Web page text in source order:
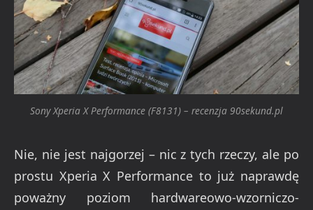
Sony Xperia X Performance (F8131) – recenzja 90sekund.pl
Nie, nie jest najgorzej – nic z tych rzeczy, ale po
prostu Xperia X Performance to już naprawdę
poważny poziom hardwareowo-wzorniczo-